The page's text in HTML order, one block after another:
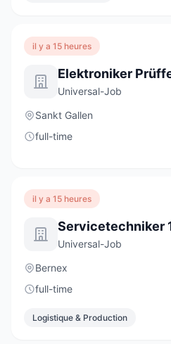
il y a 15 heures
Elektroniker
Universal-Job
Sankt Gallen
full-time
il y a 15 heures
Servicetechniker
Universal-Job
Bernex
full-time
Logistique & Production